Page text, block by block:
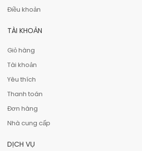
Điều khoản
TÀI KHOẢN
Giỏ hàng
Tài khoản
Yêu thích
Thanh toán
Đơn hàng
Nhà cung cấp
DỊCH VỤ